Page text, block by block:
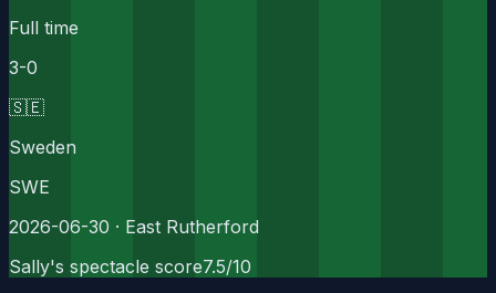
Full time
3-0
🇸🇪
Sweden
SWE
2026-06-30 · East Rutherford
Sally's spectacle score7.5/10